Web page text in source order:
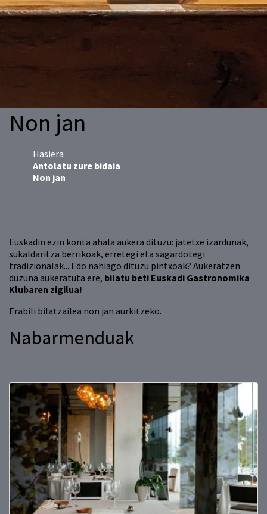
Non jan
Hasiera
Antolatu zure bidaia
Non jan
Euskadin ezin konta ahala aukera dituzu: jatetxe izardunak,
sukaldaritza berrikoak, erretegi eta sagardotegi
tradizionalak... Edo nahiago dituzu pintxoak? Aukeratzen
duzuna aukeratuta ere, bilatu beti Euskadi Gastronomika
Klubaren zigilua!
Erabili bilatzailea non jan aurkitzeko.
Nabarmenduak